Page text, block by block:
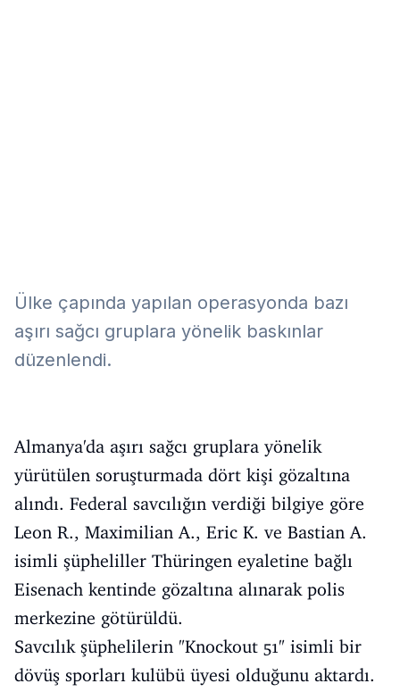
Ülke çapında yapılan operasyonda bazı
aşırı sağcı gruplara yönelik baskınlar
düzenlendi.
Almanya'da aşırı sağcı gruplara yönelik
yürütülen soruşturmada dört kişi gözaltına
alındı. Federal savcılığın verdiği bilgiye göre
Leon R., Maximilian A., Eric K. ve Bastian A.
isimli şüpheliller Thüringen eyaletine bağlı
Eisenach kentinde gözaltına alınarak polis
merkezine götürüldü.
Savcılık şüphelilerin "Knockout 51" isimli bir
dövüş sporları kulübü üyesi olduğunu aktardı.